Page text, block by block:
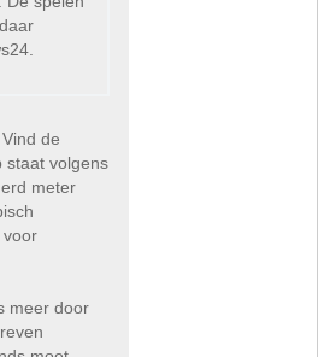
de
staat volgens
meter
voor
meer door